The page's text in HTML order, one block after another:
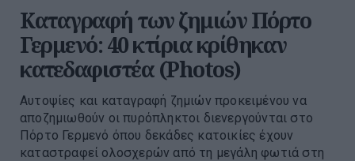
Καταγραφή των ζημιών Πόρτο
Γερμενό: 40 κτίρια κρίθηκαν
κατεδαφιστέα (Photos)
Αυτοψίες και καταγραφή ζημιών προκειμένου να
αποζημιωθούν οι πυρόπληκτοι διενεργούνται στο
Πόρτο Γερμενό όπου δεκάδες κατοικίες έχουν
καταστραφεί ολοσχερών από τη μεγάλη φωτιά στη